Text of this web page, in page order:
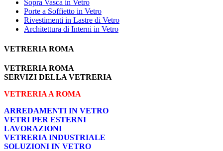
Sopra Vasca in Vetro
Porte a Soffietto in Vetro
Rivestimenti in Lastre di Vetro
Architettura di Interni in Vetro
VETRERIA ROMA
VETRERIA ROMA
SERVIZI DELLA VETRERIA
VETRERIA A ROMA
ARREDAMENTI IN VETRO
VETRI PER ESTERNI
LAVORAZIONI
VETRERIA INDUSTRIALE
SOLUZIONI IN VETRO